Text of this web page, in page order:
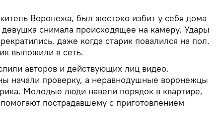
Воронежа, был жестоко избит у себя дома
снимала происходящее на камеру. Удары
даже когда старик повалился на пол.
выложили в сеть.
авторов и действующих лиц видео.
начали проверку, а неравнодушные воронежцы
Молодые люди навели порядок в квартире,
пострадавшему с приготовлением